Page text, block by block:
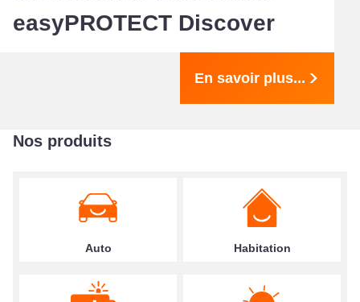
easyPROTECT Discover
En savoir plus...
Nos produits
Auto Habitation